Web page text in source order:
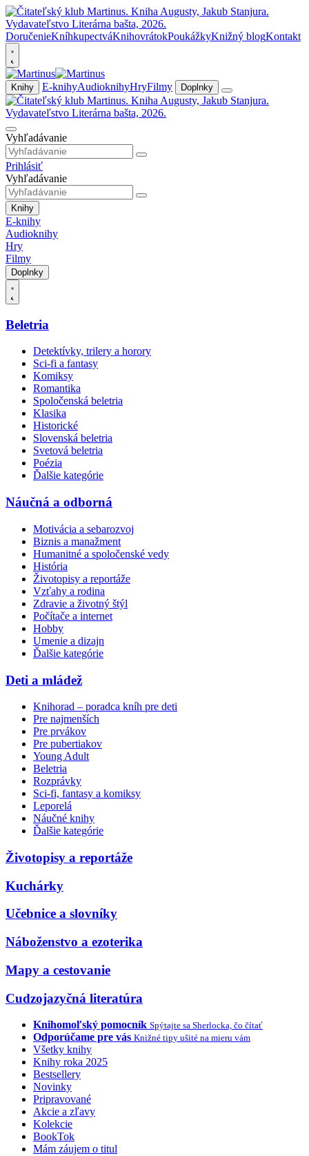
DoručenieKníhkupectváKnihovrátokPoukážkyKnižný blogKontakt
Knihy E-knihyAudioknihyHryFilmy Doplnky
Vyhľadávanie
Prihlásiť
Vyhľadávanie
Knihy
E-knihy
Audioknihy
Hry
Filmy
Doplnky
Beletria
Detektívky, trilery a horory
Sci-fi a fantasy
Komiksy
Romantika
Spoločenská beletria
Klasika
Historické
Slovenská beletria
Svetová beletria
Poézia
Ďalšie kategórie
Náučná a odborná
Motivácia a sebarozvoj
Biznis a manažment
Humanitné a spoločenské vedy
História
Životopisy a reportáže
Vzťahy a rodina
Zdravie a životný štýl
Počítače a internet
Hobby
Umenie a dizajn
Ďalšie kategórie
Deti a mládež
Knihorad – poradca kníh pre deti
Pre najmenších
Pre prvákov
Pre pubertiakov
Young Adult
Beletria
Rozprávky
Sci-fi, fantasy a komiksy
Leporelá
Náučné knihy
Ďalšie kategórie
Životopisy a reportáže
Kuchárky
Učebnice a slovníky
Náboženstvo a ezoterika
Mapy a cestovanie
Cudzojazyčná literatúra
Knihomoľský pomocník Spýtajte sa Sherlocka, čo čítať
Odporúčame pre vás Knižné tipy ušité na mieru vám
Všetky knihy
Knihy roka 2025
Bestsellery
Novinky
Pripravované
Akcie a zľavy
Kolekcie
BookTok
Mám záujem o titul